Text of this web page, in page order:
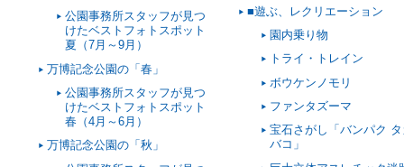
公園事務所スタッフが見つ
けたベストフォトスポット
夏（7月～9月）
万博記念公園の「春」
公園事務所スタッフが見つ
けたベストフォトスポット
春（4月～6月）
万博記念公園の「秋」
■遊ぶ、レクリエーション
園内乗り物
トライ・トレイン
ボウケンノモリ
ファンタズーマ
宝石さがし「バンパク
バコ」